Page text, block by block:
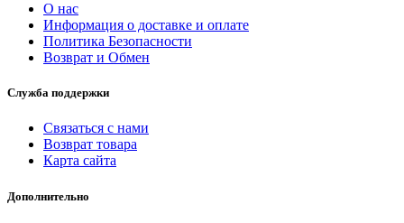
О нас
Информация о доставке и оплате
Политика Безопасности
Возврат и Обмен
Служба поддержки
Связаться с нами
Возврат товара
Карта сайта
Дополнительно